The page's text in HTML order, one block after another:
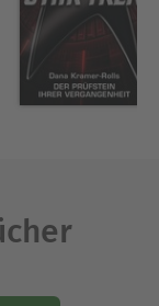
vor einigen
Dabei zählen
seinen